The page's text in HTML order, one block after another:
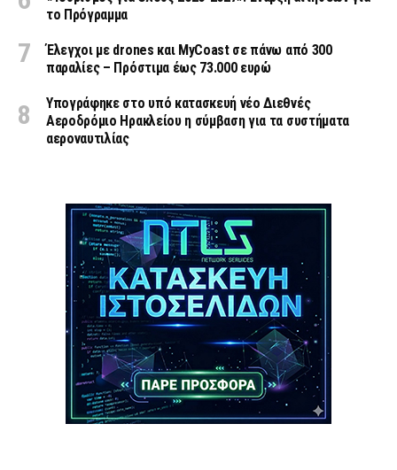
το Πρόγραμμα
Έλεγχοι με drones και MyCoast σε πάνω από 300
παραλίες – Πρόστιμα έως 73.000 ευρώ
Υπογράφηκε στο υπό κατασκευή νέο Διεθνές
Αεροδρόμιο Ηρακλείου η σύμβαση για τα συστήματα
αεροναυτιλίας